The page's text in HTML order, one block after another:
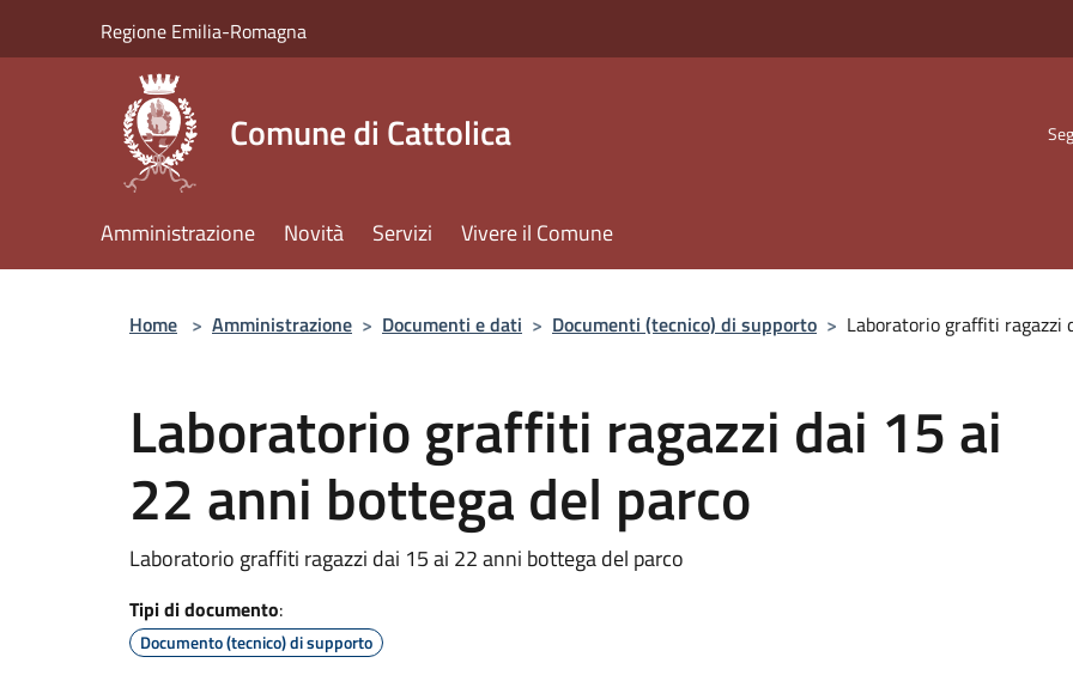
Regione Emilia-Romagna
Comune di Cattolica
Amministrazione Novità Servizi Vivere il Comune
Home > Amministrazione > Documenti e dati > Documenti (tecnico) di supporto > Laboratorio graffiti ragazzi
Laboratorio graffiti ragazzi dai 15 ai
22 anni bottega del parco
Laboratorio graffiti ragazzi dai 15 ai 22 anni bottega del parco
Tipi di documento:
Documento (tecnico) di supporto